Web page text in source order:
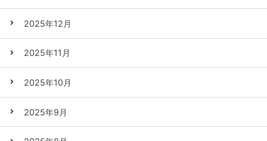
2025年12月
2025年11月
2025年10月
2025年9月